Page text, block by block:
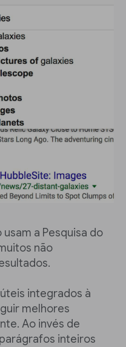
a Pesquisa do
não
integrados à
melhores
Ao invés de
inteiros